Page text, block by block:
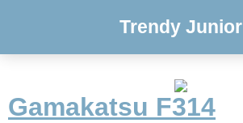
Trendy Junior
Gamakatsu F314